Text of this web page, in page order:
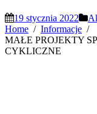
19 stycznia 2022
Home
Informacje
MAŁE PROJEKTY
CYKLICZNE